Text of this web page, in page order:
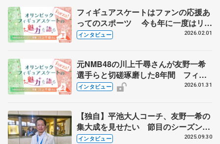
フィギュアスケートはファンの応援あ
ってのスポーツ 今も年に一度はリン
クへ NMB48卒業の川上千尋さんに
インタビュー 2026.02.01
元NMB48の川上千尋さんが友野一希
選手らと切磋琢磨した8年間 フィギ
ュアスケートからアイドルの世界へ
インタビュー 2026.01.31
【独自】平池大人コーチ、友野一希の
集大成を見せたい 節目のシーズン、
仕切り直し「めげずにやるしかな
インタビュー 2025.09.30